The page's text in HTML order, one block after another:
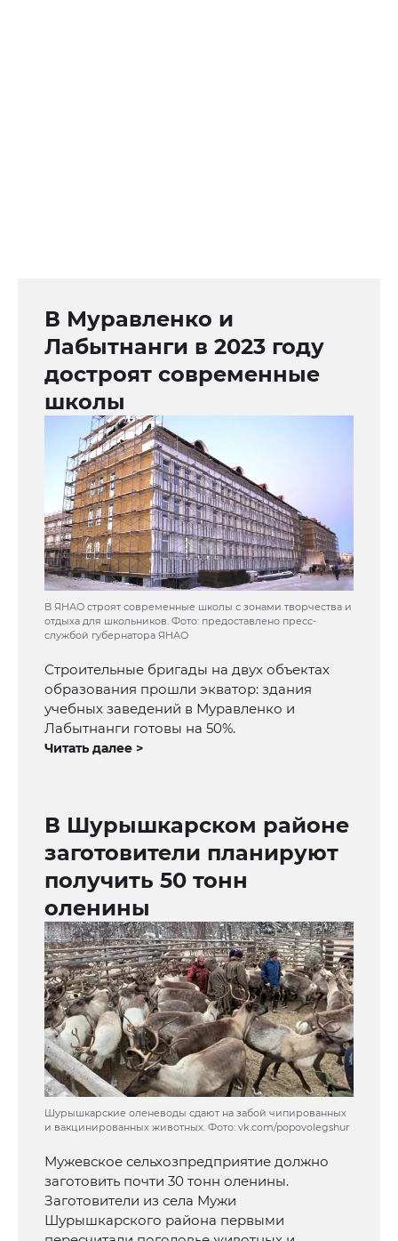
В Муравленко и
Лабытнанги в 2023 году
достроят современные
школы
В ЯНАО строят современные школы с зонами творчества и
отдыха для школьников. Фото: предоставлено пресс-
службой губернатора ЯНАО
Строительные бригады на двух объектах
образования прошли экватор: здания
учебных заведений в Муравленко и
Лабытнанги готовы на 50%.
Читать далее >
В Шурышкарском районе
заготовители планируют
получить 50 тонн
оленины
Шурышкарские оленеводы сдают на забой чипированных
и вакцинированных животных. Фото: vk.com/popovolegshur
Мужевское сельхозпредприятие должно
заготовить почти 30 тонн оленины.
Заготовители из села Мужи
Шурышкарского района первыми